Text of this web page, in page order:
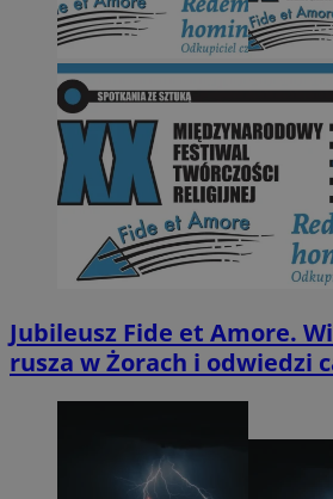
Jubileusz Fide et Amore.
rusza w Żorach i odwiedzi